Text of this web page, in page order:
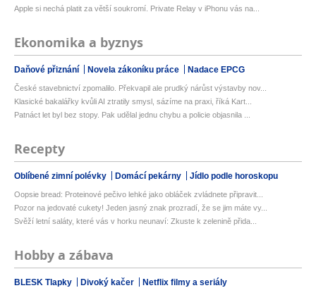
Apple si nechá platit za větší soukromí. Private Relay v iPhonu vás na...
Ekonomika a byznys
Daňové přiznání Novela zákoníku práce Nadace EPCG
České stavebnictví zpomalilo. Překvapil ale prudký nárůst výstavby nov...
Klasické bakalářky kvůli AI ztratily smysl, sázíme na praxi, říká Kart...
Patnáct let byl bez stopy. Pak udělal jednu chybu a policie objasnila ...
Recepty
Oblíbené zimní polévky Domácí pekárny Jídlo podle horoskopu
Oopsie bread: Proteinové pečivo lehké jako obláček zvládnete připravit...
Pozor na jedovaté cukety! Jeden jasný znak prozradí, že se jim máte vy...
Svěží letní saláty, které vás v horku neunaví: Zkuste k zelenině přida...
Hobby a zábava
BLESK Tlapky Divoký kačer Netflix filmy a seriály